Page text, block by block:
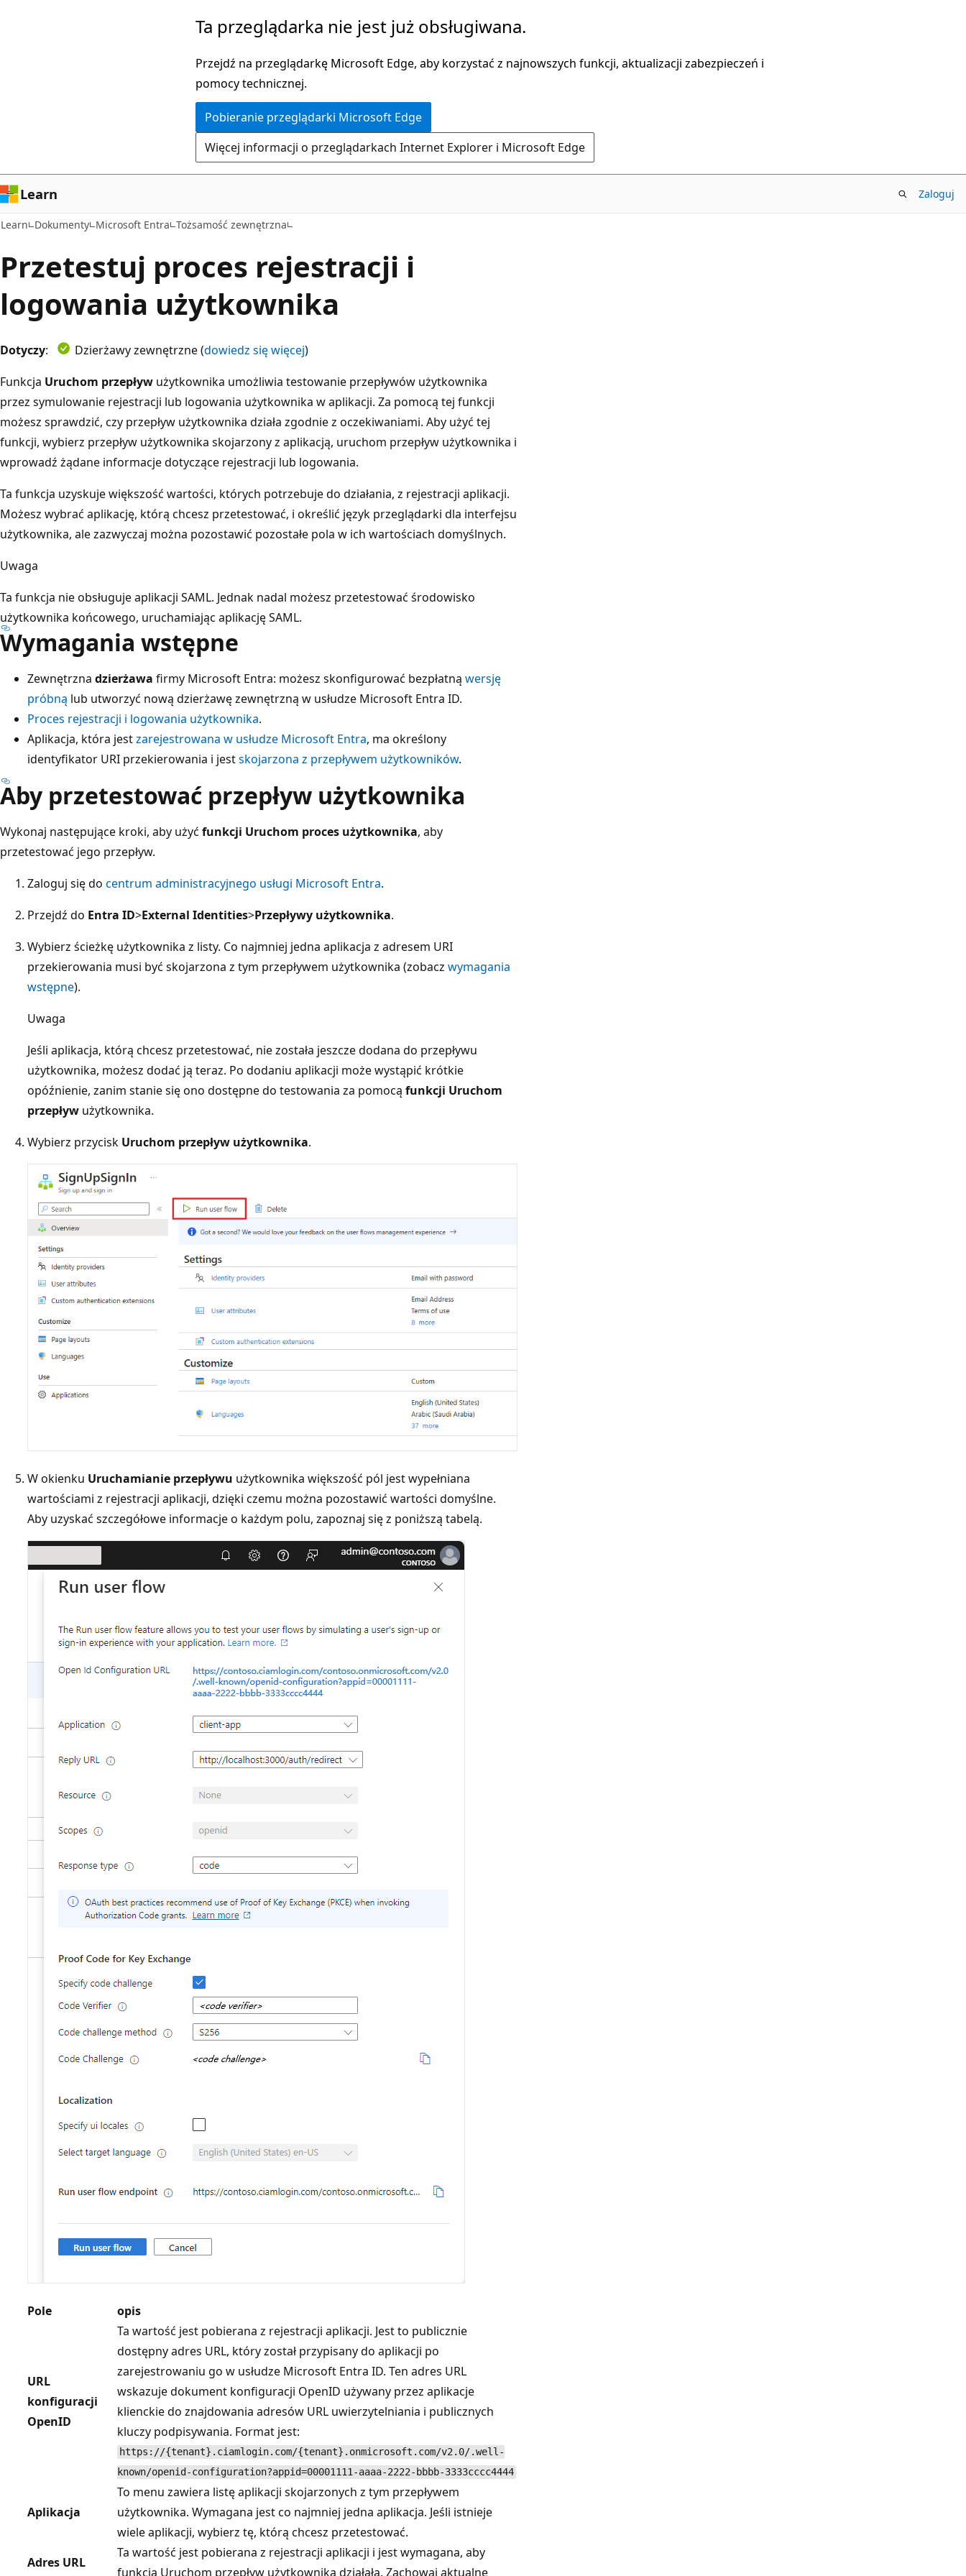
Ta przeglądarka nie jest już obsługiwana.
Przejdź na przeglądarkę Microsoft Edge, aby korzystać z najnowszych funkcji, aktualizacji zabezpieczeń i
pomocy technicznej.
Pobieranie przeglądarki Microsoft Edge
Więcej informacji o przeglądarkach Internet Explorer i Microsoft Edge
Learn Zaloguj
Learn Dokumenty Microsoft Entra Tożsamość zewnętrzna
Przetestuj proces rejestracji i
logowania użytkownika
Dotyczy: Dzierżawy zewnętrzne (dowiedz się więcej)
Funkcja Uruchom przepływ użytkownika umożliwia testowanie przepływów użytkownika
przez symulowanie rejestracji lub logowania użytkownika w aplikacji. Za pomocą tej funkcji
możesz sprawdzić, czy przepływ użytkownika działa zgodnie z oczekiwaniami. Aby użyć tej
funkcji, wybierz przepływ użytkownika skojarzony z aplikacją, uruchom przepływ użytkownika i
wprowadź żądane informacje dotyczące rejestracji lub logowania.
Ta funkcja uzyskuje większość wartości, których potrzebuje do działania, z rejestracji aplikacji.
Możesz wybrać aplikację, którą chcesz przetestować, i określić język przeglądarki dla interfejsu
użytkownika, ale zazwyczaj można pozostawić pozostałe pola w ich wartościach domyślnych.
Uwaga
Ta funkcja nie obsługuje aplikacji SAML. Jednak nadal możesz przetestować środowisko
użytkownika końcowego, uruchamiając aplikację SAML.
Wymagania wstępne
Zewnętrzna dzierżawa firmy Microsoft Entra: możesz skonfigurować bezpłatną wersję
próbną lub utworzyć nową dzierżawę zewnętrzną w usłudze Microsoft Entra ID.
Proces rejestracji i logowania użytkownika.
Aplikacja, która jestzarejestrowana w usłudze Microsoft Entra, ma określony
identyfikator URI przekierowania i jestskojarzona z przepływem użytkowników.
Aby przetestować przepływ użytkownika
Wykonaj następujące kroki, aby użyć funkcji Uruchom proces użytkownika, aby
przetestować jego przepływ.
Zaloguj się do centrum administracyjnego usługi Microsoft Entra.
Przejdź do Entra ID>External Identities>Przepływy użytkownika.
Wybierz ścieżkę użytkownika z listy. Co najmniej jedna aplikacja z adresem URI
przekierowania musi być skojarzona z tym przepływem użytkownika (zobacz wymagania
wstępne).
Uwaga
Jeśli aplikacja, którą chcesz przetestować, nie została jeszcze dodana do przepływu
użytkownika, możesz dodać ją teraz. Po dodaniu aplikacji może wystąpić krótkie
opóźnienie, zanim stanie się ono dostępne do testowania za pomocą funkcji Uruchom
przepływ użytkownika.
Wybierz przycisk Uruchom przepływ użytkownika.
W okienku Uruchamianie przepływu użytkownika większość pól jest wypełniana
wartościami z rejestracji aplikacji, dzięki czemu można pozostawić wartości domyślne.
Aby uzyskać szczegółowe informacje o każdym polu, zapoznaj się z poniższą tabelą.
Pole opis
URL
konfiguracji
OpenID
Ta wartość jest pobierana z rejestracji aplikacji. Jest to publicznie
dostępny adres URL, który został przypisany do aplikacji po
zarejestrowaniu go w usłudze Microsoft Entra ID. Ten adres URL
wskazuje dokument konfiguracji OpenID używany przez aplikacje
klienckie do znajdowania adresów URL uwierzytelniania i publicznych
kluczy podpisywania. Format jest:
https://{tenant}.ciamlogin.com/{tenant}.onmicrosoft.com/v2.0/.well-
known/openid-configuration?appid=00001111-aaaa-2222-bbbb-3333cccc4444
Aplikacja
To menu zawiera listę aplikacji skojarzonych z tym przepływem
użytkownika. Wymagana jest co najmniej jedna aplikacja. Jeśli istnieje
wiele aplikacji, wybierz tę, którą chcesz przetestować.
Adres URL
Ta wartość jest pobierana z rejestracji aplikacji i jest wymagana, aby
funkcja Uruchom przepływ użytkownika działała. Zachowaj aktualne